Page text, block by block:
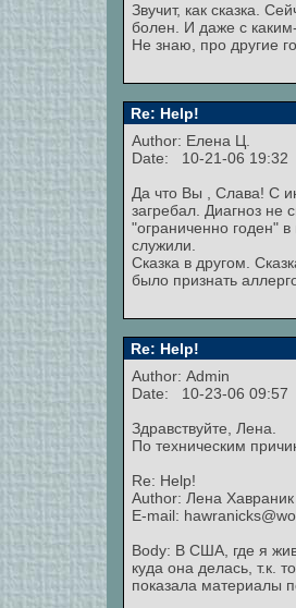
Звучит, как сказка.
болен. И даже с
Не знаю, про другие
Re: Help!
Author: Елена Ц.
Date: 10-21-06 19:32
Да что Вы , Слава! С
загребал. Диагноз не
"ограниченно годен"
служили.
Сказка в другом.
было признать
Re: Help!
Author: Admin
Date: 10-23-06 09:57
Здравствуйте, Лена.
По техническим
Re: Help!
Author: Лена Хавраник
E-mail:
Body: В США, где я
куда она делась, т.к.
показала материалы